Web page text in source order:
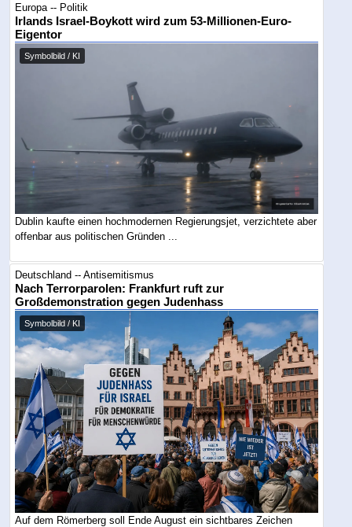
Europa -- Politik
Irlands Israel-Boykott wird zum 53-Millionen-Euro-
Eigentor
Symbolbild / KI
Dublin kaufte einen hochmodernen Regierungsjet, verzichtete aber
offenbar aus politischen Gründen ...
Deutschland -- Antisemitismus
Nach Terrorparolen: Frankfurt ruft zur
Großdemonstration gegen Judenhass
Symbolbild / KI
Auf dem Römerberg soll Ende August ein sichtbares Zeichen